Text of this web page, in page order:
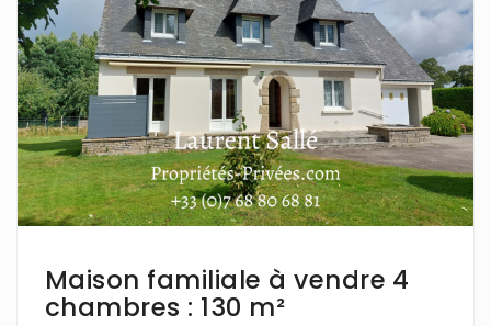
Maison familiale à vendre 4
chambres : 130 m²
En savoir plus